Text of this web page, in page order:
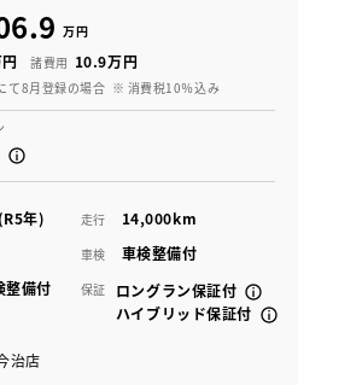
万円
諸費用 10.9万円
て8月登録の場合 ※ 消費税10％込み
年) 走行 14,000km
車検 車検整備付
整備付 保証
ロングラン保証付
ハイブリッド保証付
治店